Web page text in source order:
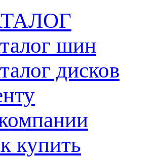
шин
дисков
купить